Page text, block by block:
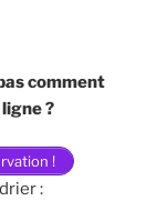
comment
?
!
: